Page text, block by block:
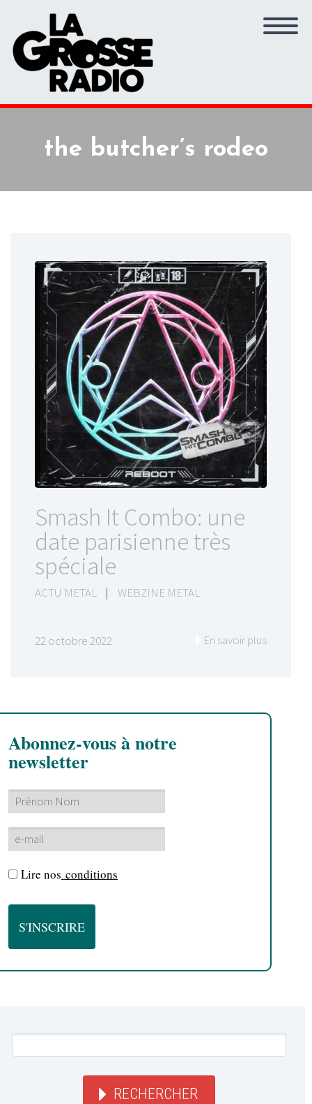
the butcher’s rodeo
Smash It Combo: une
date parisienne très
spéciale
ACTU METAL | WEBZINE METAL
22 octobre 2022 En savoir plus
Abonnez-vous à notre
newsletter
Lire nos conditions
RECHERCHER